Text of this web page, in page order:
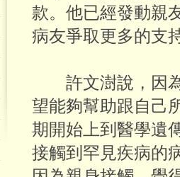
款。他已經發動親
病友爭取更多的支
許文澍說，因為
望能夠幫助跟自己
期開始上到醫學遺
接觸到罕見疾病的